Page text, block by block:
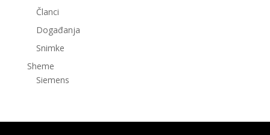
Članci
Događanja
Snimke
Sheme
Siemens